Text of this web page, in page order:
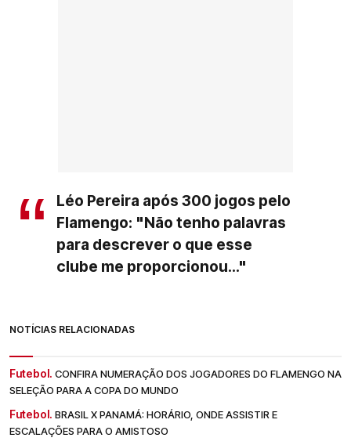
Léo Pereira após 300 jogos pelo
Flamengo: "Não tenho palavras
para descrever o que esse
clube me proporcionou..."
NOTÍCIAS RELACIONADAS
Futebol. CONFIRA NUMERAÇÃO DOS JOGADORES DO FLAMENGO NA
SELEÇÃO PARA A COPA DO MUNDO
Futebol. BRASIL X PANAMÁ: HORÁRIO, ONDE ASSISTIR E
ESCALAÇÕES PARA O AMISTOSO